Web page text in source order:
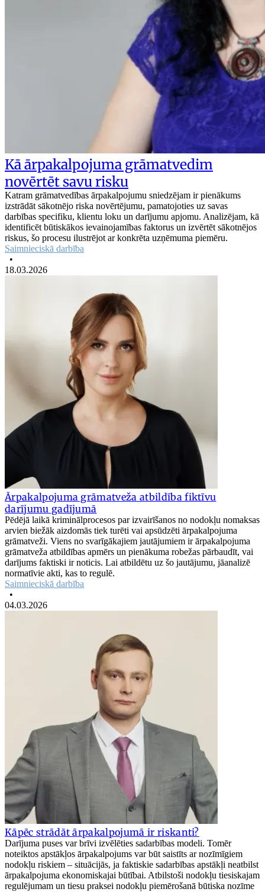
Kā ārpakalpojuma grāmatvedim
novērtēt savu risku
Katram grāmatvedības ārpakalpojumu sniedzējam ir pienākums
izstrādāt sākotnējo riska novērtējumu, pamatojoties uz savas
darbības specifiku, klientu loku un darījumu apjomu. Analizējam, kā
identificēt būtiskākos ievainojamības faktorus un izvērtēt sākotnējos
riskus, šo procesu ilustrējot ar konkrēta uzņēmuma piemēru.
Saimnieciskā darbība
•
18.03.2026
Ārpakalpojuma grāmatveža atbildība fiktīvu
darījumu gadījumā
Pēdējā laikā kriminālprocesos par izvairīšanos no nodokļu nomaksas
arvien biežāk aizdomās tiek turēti vai apsūdzēti ārpakalpojuma
grāmatveži. Viens no svarīgākajiem jautājumiem ir ārpakalpojuma
grāmatveža atbildības apmērs un pienākuma robežas pārbaudīt, vai
darījums faktiski ir noticis. Lai atbildētu uz šo jautājumu, jāanalizē
normatīvie akti, kas to regulē.
Saimnieciskā darbība
•
04.03.2026
Kāpēc strādāt ārpakalpojumā ir riskanti?
Darījuma puses var brīvi izvēlēties sadarbības modeli. Tomēr
noteiktos apstākļos ārpakalpojums var būt saistīts ar nozīmīgiem
nodokļu riskiem – situācijās, ja faktiskie sadarbības apstākļi neatbilst
ārpakalpojuma ekonomiskajai būtībai. Atbilstoši nodokļu tiesiskajam
regulējumam un tiesu praksei nodokļu piemērošanā būtiska nozīme